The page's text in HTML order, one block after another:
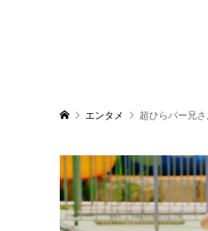
エンタメ 超ひらパー兄